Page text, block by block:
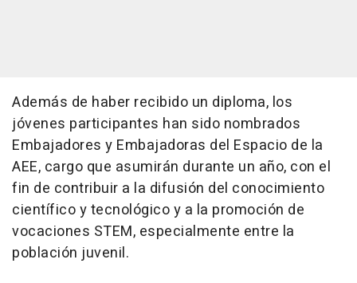
Además de haber recibido un diploma, los
jóvenes participantes han sido nombrados
Embajadores y Embajadoras del Espacio de la
AEE, cargo que asumirán durante un año, con el
fin de contribuir a la difusión del conocimiento
científico y tecnológico y a la promoción de
vocaciones STEM, especialmente entre la
población juvenil.